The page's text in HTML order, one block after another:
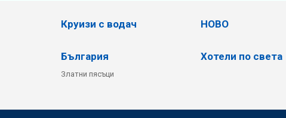
Круизи с водач НОВО
България
Златни пясъци
Хотели по света